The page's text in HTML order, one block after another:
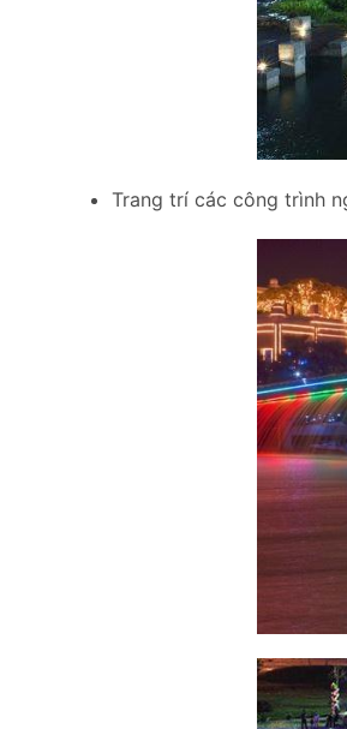
Trang trí các công trình